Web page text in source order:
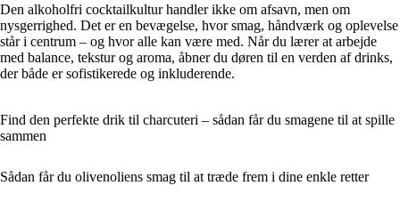
Den alkoholfri cocktailkultur handler ikke om afsavn, men om
nysgerrighed. Det er en bevægelse, hvor smag, håndværk og oplevelse
står i centrum – og hvor alle kan være med. Når du lærer at arbejde
med balance, tekstur og aroma, åbner du døren til en verden af drinks,
der både er sofistikerede og inkluderende.
Find den perfekte drik til charcuteri – sådan får du smagene til at spille
sammen
Sådan får du olivenoliens smag til at træde frem i dine enkle retter